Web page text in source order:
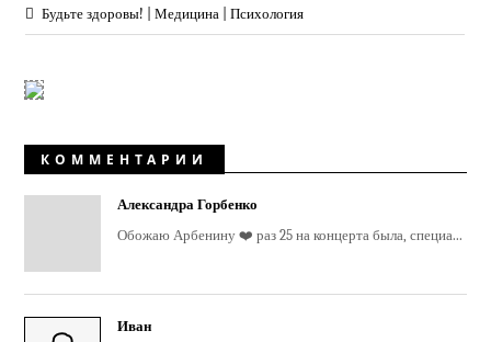
Будьте здоровы! | Медицина | Психология
КОММЕНТАРИИ
Александра Горбенко
Обожаю Арбенину ❤️ раз 25 на концерта была, специа...
Иван